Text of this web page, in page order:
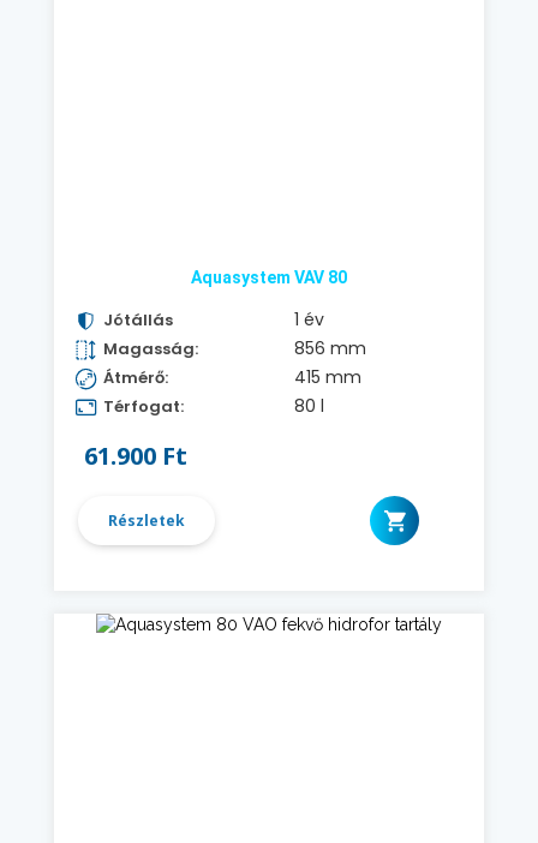
Aquasystem VAV 80
Jótállás 1 év
Magasság: 856 mm
Átmérő: 415 mm
Térfogat: 80 l
61.900 Ft
Részletek